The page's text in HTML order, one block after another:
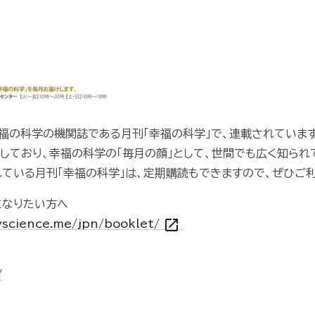
の科学の機関誌である月刊「幸福の科学」で、連載されています
おり、幸福の科学の「毎月の顔」として、世間でも広く知られ
いる月刊「幸福の科学」は、定期購読もできますので、ぜひご
りたい方へ
jpn/booklet/ open_in_new